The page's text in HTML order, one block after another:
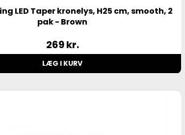
LED Taper kronelys, H25 cm, smooth, 2
pak - Brown
269kr.
LÆG I KURV